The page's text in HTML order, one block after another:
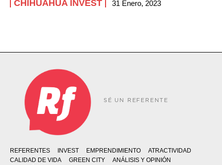
CHIHUAHUA INVEST 31 Enero, 2023
SÉ UN REFERENTE
REFERENTES INVEST EMPRENDIMIENTO
ATRACTIVIDAD
CALIDAD DE VIDA
GREEN CITY
ANÁLISIS Y OPINIÓN